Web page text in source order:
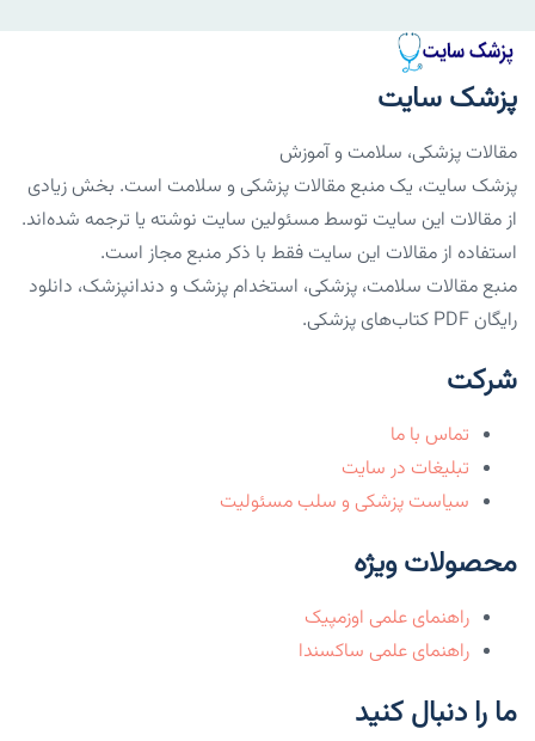
پزشک سایت
مقالات پزشکی، سلامت و آموزش
پزشک سایت، یک منبع مقالات پزشکی و سلامت است. بخش زیادی
از مقالات این سایت توسط مسئولین سایت نوشته یا ترجمه شده‌اند.
استفاده از مقالات این سایت فقط با ذکر منبع مجاز است.
منبع مقالات سلامت، پزشکی، استخدام پزشک و دندانپزشک، دانلود
رایگان PDF کتاب‌های پزشکی.
شرکت
تماس با ما
تبلیغات در سایت
سیاست پزشکی و سلب مسئولیت
محصولات ویژه
راهنمای علمی اوزمپیک
راهنمای علمی ساکسندا
ما را دنبال کنید